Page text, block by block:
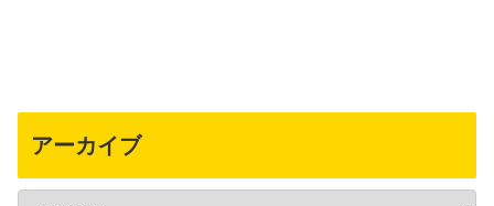
アーカイブ